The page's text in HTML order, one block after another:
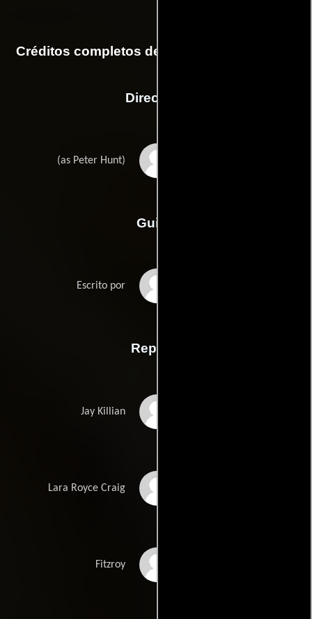
Créditos completos de la película Asesinato
Dirección
(as Peter Hunt)
Guión
Escrito por
Reparto
Jay Killian
Lara Royce Craig
Fitzroy